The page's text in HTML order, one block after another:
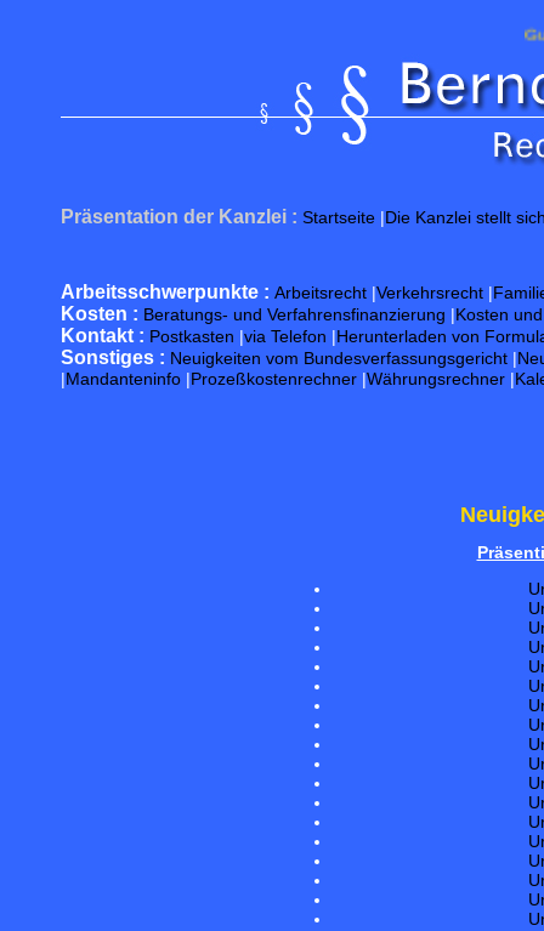
|
Präsentation der Kanzlei : Startseite |Die Kanzlei stellt
Arbeitsschwerpunkte : Arbeitsrecht |Verkehrsrecht |
Kosten : Beratungs- und Verfahrensfinanzierung |Kosten
Kontakt : Postkasten |via Telefon |Herunterladen von
Sonstiges : Neuigkeiten vom Bundesverfassungsgericht |
|Mandanteninfo |Prozeßkostenrechner |Währungsrechner |